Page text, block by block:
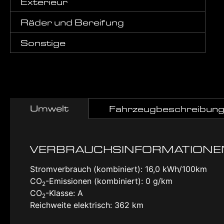
Räder und Bereifung
Sonstige
Umwelt Fahrzeugbeschreibung
Stromverbrauch (kombiniert): 16,0 kWh/100km
CO2-Emissionen (kombiniert): 0 g/km
CO2-Klasse: A
Reichweite elektrisch: 362 km